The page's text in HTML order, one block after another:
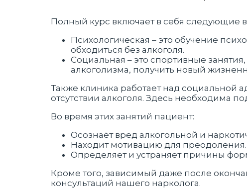
Полный курс включает в себя следующие
Психологическая – это обучение
обходиться без алкоголя.
Социальная – это спортивные
алкоголизма, получить новый
Также клиника работает над социальной
отсутствии алкоголя. Здесь необходима
Во время этих занятий пациент:
Осознаёт вред алкогольной и
Находит мотивацию для преодоления.
Определяет и устраняет причины
Кроме того, зависимый даже после
консультаций нашего нарколога.